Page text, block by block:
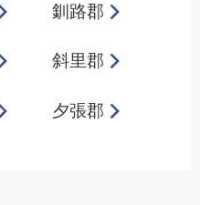
釧路郡
斜里郡
夕張郡